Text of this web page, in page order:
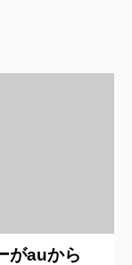
がauから